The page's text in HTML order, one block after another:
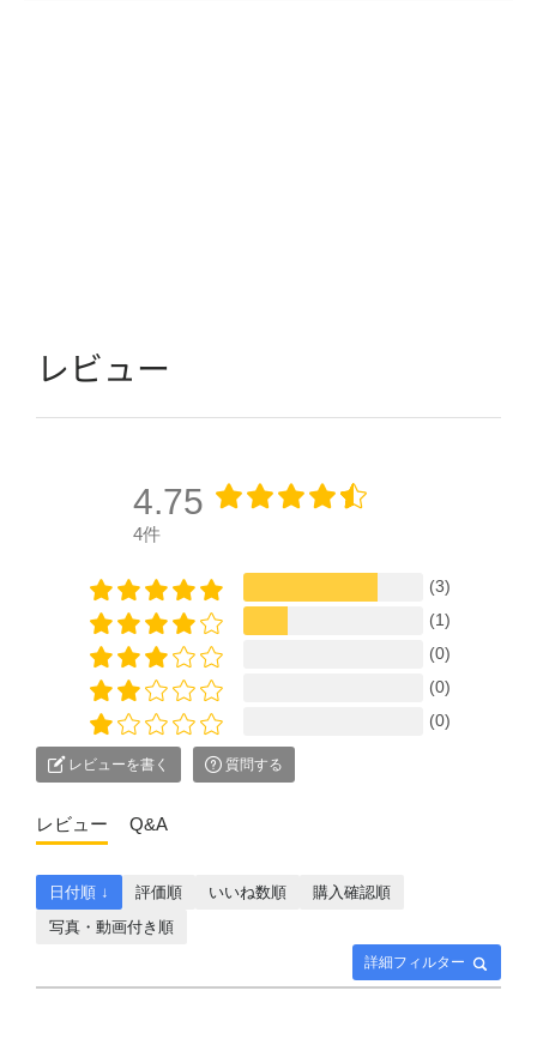
レビュー
4.75
4件
(3)
(1)
(0)
(0)
(0)
レビューを書く 質問する
レビュー Q&A
詳細フィルター
日付順 ↓ 評価順 いいね数順
購入確認順
写真・動画付き順